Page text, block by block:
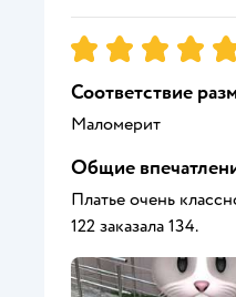
Рейтинг:5
Соответствие
Маломерит
Общие
Платье очень
122 заказала 134.